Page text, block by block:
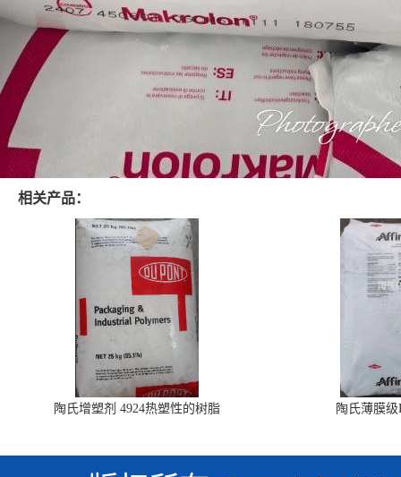
相关产品：
陶氏增塑剂 4924热塑性的树脂 陶氏薄膜级